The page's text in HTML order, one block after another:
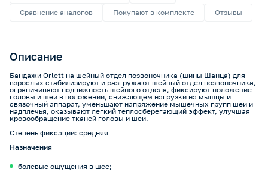
Сравнение аналогов
Покупают в комплекте Отзывы
Описание
Бандажи Orlett на шейный отдел позвоночника (шины Шанца) для
взрослых стабилизируют и разгружают шейный отдел позвоночника,
ограничивают подвижность шейного отдела, фиксируют положение
головы и шеи в положении, снижающем нагрузки на мышцы и
связочный аппарат, уменьшают напряжение мышечных групп шеи и
надплечья, оказывают легкий теплосберегающий эффект, улучшая
кровообращение тканей головы и шеи.
Степень фиксации: средняя
Назначения
болевые ощущения в шее;